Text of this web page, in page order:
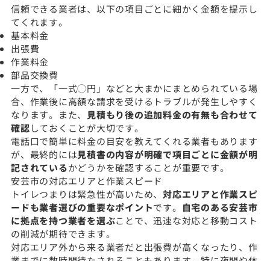
信頼できる業者は、以下の項目ごとに細かく金額を提示し
てくれます。
基本料金
出張費
作業料金
部品交換費
一方で、「一式◯円」などと大まかにまとめられている場
合、作業後に高額な請求を受けるトラブルが発生しやすく
なります。また、 見積もり後の追加料金の有無も合わせて
確認しておくことが大切です。
電話口で簡単に料金の目安を教えてくれる業者もあります
が、最終的には見積書の内容が明確で項目ごとに金額が明
記されているかどうかを確認することが重要です。
安芸市の対応エリアと作業スピード
トイレつまりは緊急性が高いため、 対応エリアと作業スピ
ードも業者選びの重要なポイントです。 自宅のある安芸市
に拠点を持つ業者を選ぶことで、迅速な対応と移動コスト
の削減が期待できます。
対応エリア外から来る業者だと出張費が高くなったり、作